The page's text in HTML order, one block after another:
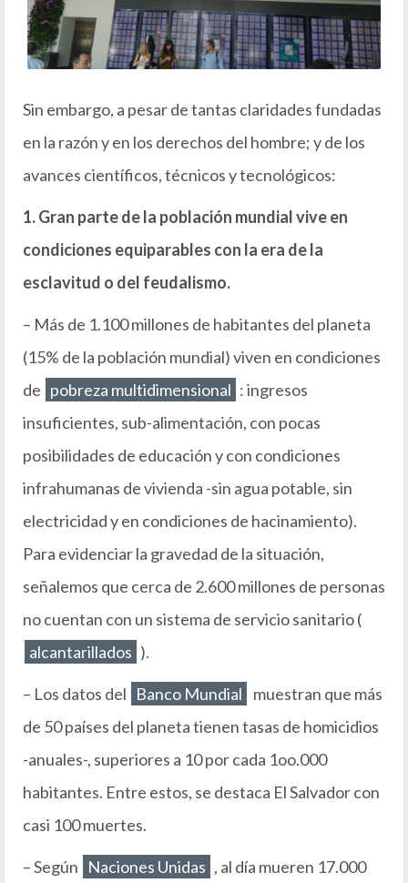
Sin embargo, a pesar de tantas claridades fundadas
en la razón y en los derechos del hombre; y de los
avances científicos, técnicos y tecnológicos:
1. Gran parte de la población mundial vive en
condiciones equiparables con la era de la
esclavitud o del feudalismo.
– Más de 1.100 millones de habitantes del planeta
(15% de la población mundial) viven en condiciones
de pobreza multidimensional : ingresos
insuficientes, sub-alimentación, con pocas
posibilidades de educación y con condiciones
infrahumanas de vivienda -sin agua potable, sin
electricidad y en condiciones de hacinamiento).
Para evidenciar la gravedad de la situación,
señalemos que cerca de 2.600 millones de personas
no cuentan con un sistema de servicio sanitario (
alcantarillados ).
– Los datos del Banco Mundial
muestran que más
de 50 países del planeta tienen tasas de homicidios
-anuales-, superiores a 10 por cada 1oo.000
habitantes. Entre estos, se destaca El Salvador con
casi 100 muertes.
– Según Naciones Unidas , al día mueren 17.000